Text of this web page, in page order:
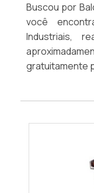
Buscou por
você
Industriais,
gratuitamente